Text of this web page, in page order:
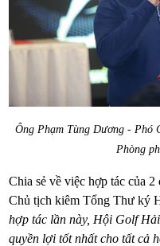
Ông Phạm Tùng Dương - Phó
Phòng
Chia sẻ về việc hợp tác của
Chủ tịch kiêm Tổng Thư ký
hợp tác lần này, Hội Golf
quyền lợi tốt nhất cho tất cả